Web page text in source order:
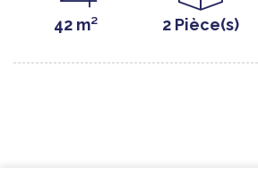
42 m² 2 Pièce(s)